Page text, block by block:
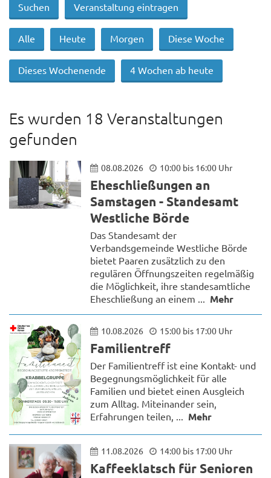
Veranstaltung eintragen
Alle Heute Morgen Diese Woche
Dieses Wochenende 4 Wochen ab heute
Es wurden 18 Veranstaltungen
gefunden
08.08.2026 10:00 bis 16:00 Uhr
Eheschließungen an
Samstagen - Standesamt
Westliche Börde
Das Standesamt der
Verbandsgemeinde Westliche Börde
bietet Paaren zusätzlich zu den
regulären Öffnungszeiten regelmäßig
die Möglichkeit, ihre standesamtliche
Eheschließung an einem ... Mehr
10.08.2026 15:00 bis 17:00 Uhr
Familientreff
Der Familientreff ist eine Kontakt- und
Begegnungsmöglichkeit für alle
Familien und bietet einen Ausgleich
zum Alltag. Miteinander sein,
Erfahrungen teilen, ... Mehr
11.08.2026 14:00 bis 17:00 Uhr
Kaffeeklatsch für Senioren